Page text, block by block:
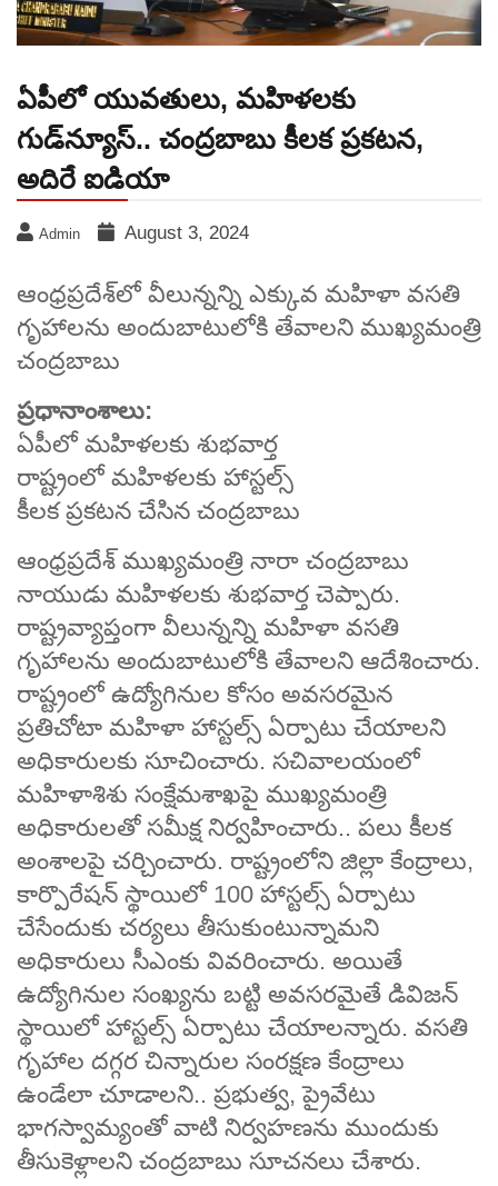
ఏపీలో యువతులు, మహిళలకు
గుడ్‌న్యూస్.. చంద్రబాబు కీలక ప్రకటన,
అదిరే ఐడియా
Admin August 3, 2024
ఆంధ్రప్రదేశ్‌లో వీలున్నన్ని ఎక్కువ మహిళా వసతి
గృహాలను అందుబాటులోకి తేవాలని ముఖ్యమంత్రి
చంద్రబాబు
ప్రధానాంశాలు:
ఏపీలో మహిళలకు శుభవార్త
రాష్ట్రంలో మహిళలకు హాస్టల్స్
కీలక ప్రకటన చేసిన చంద్రబాబు
ఆంధ్రప్రదేశ్ ముఖ్యమంత్రి నారా చంద్రబాబు
నాయుడు మహిళలకు శుభవార్త చెప్పారు.
రాష్ట్రవ్యాప్తంగా వీలున్నన్ని మహిళా వసతి
గృహాలను అందుబాటులోకి తేవాలని ఆదేశించారు.
రాష్ట్రంలో ఉద్యోగినుల కోసం అవసరమైన
ప్రతిచోటా మహిళా హాస్టల్స్ ఏర్పాటు చేయాలని
అధికారులకు సూచించారు. సచివాలయంలో
మహిళాశిశు సంక్షేమశాఖపై ముఖ్యమంత్రి
అధికారులతో సమీక్ష నిర్వహించారు.. పలు కీలక
అంశాలపై చర్చించారు. రాష్ట్రంలోని జిల్లా కేంద్రాలు,
కార్పొరేషన్‌ స్థాయిలో 100 హాస్టల్స్ ఏర్పాటు
చేసేందుకు చర్యలు తీసుకుంటున్నామని
అధికారులు సీఎంకు వివరించారు. అయితే
ఉద్యోగినుల సంఖ్యను బట్టి అవసరమైతే డివిజన్
స్థాయిలో హాస్టల్స్ ఏర్పాటు చేయాలన్నారు. వసతి
గృహాల దగ్గర చిన్నారుల సంరక్షణ కేంద్రాలు
ఉండేలా చూడాలని.. ప్రభుత్వ, ప్రైవేటు
భాగస్వామ్యంతో వాటి నిర్వహణను ముందుకు
తీసుకెళ్లాలని చంద్రబాబు సూచనలు చేశారు.